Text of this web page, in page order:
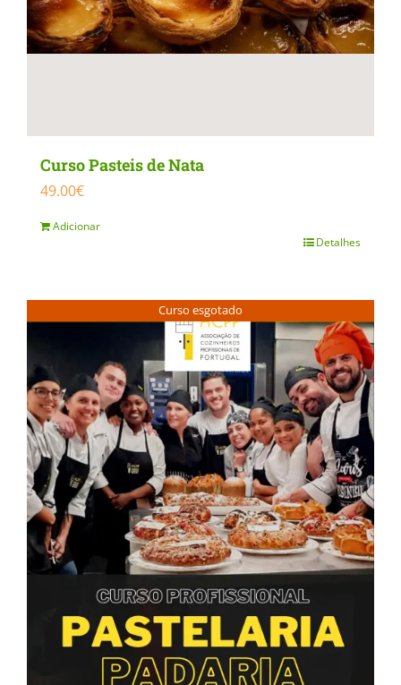
on
the
Curso Pasteis de Nata
49.00€
Adicionar
Detalhes
Curso esgotado